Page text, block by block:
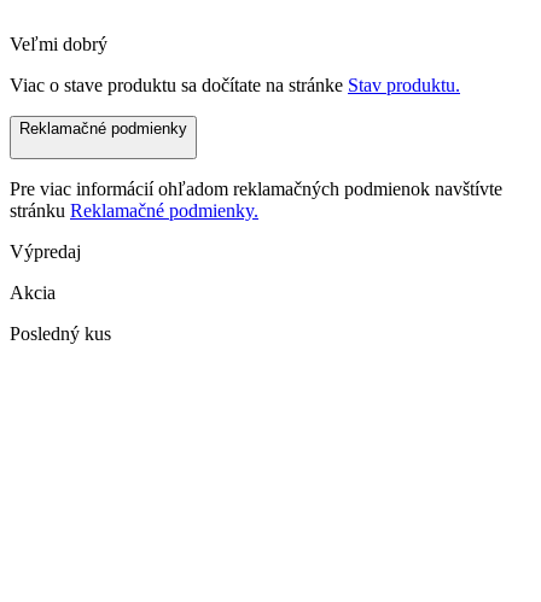
Veľmi dobrý
Viac o stave produktu sa dočítate na stránke Stav produktu.
Reklamačné podmienky
Pre viac informácií ohľadom reklamačných podmienok navštívte
stránku Reklamačné podmienky.
Výpredaj
Akcia
Posledný kus